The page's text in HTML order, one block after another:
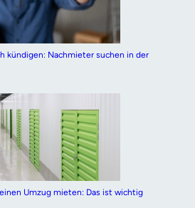
kündigen: Nachmieter suchen in der
Umzug mieten: Das ist wichtig